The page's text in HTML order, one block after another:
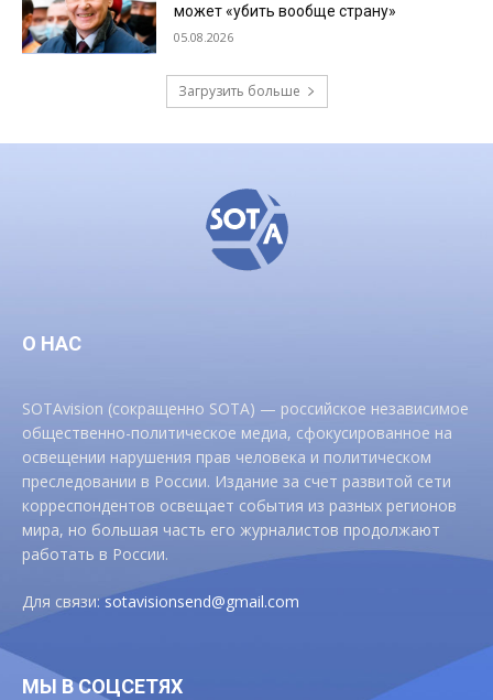
может «убить вообще страну»
05.08.2026
Загрузить больше
О НАС
SOTAvision (сокращенно SOTA) — российское независимое
общественно-политическое медиа, сфокусированное на
освещении нарушения прав человека и политическом
преследовании в России. Издание за счет развитой сети
корреспондентов освещает события из разных регионов
мира, но большая часть его журналистов продолжают
работать в России.
Для связи:sotavisionsend@gmail.com
МЫ В СОЦСЕТЯХ